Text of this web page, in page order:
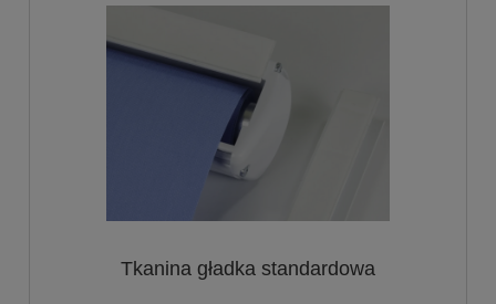
Tkanina gładka standardowa